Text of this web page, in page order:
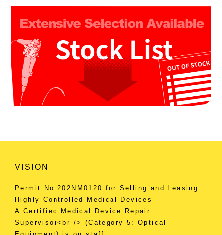
VISION
Permit No.202NM0120 for Selling and Leasing
Highly Controlled Medical Devices
A Certified Medical Device Repair
Supervisor<br /> (Category 5: Optical